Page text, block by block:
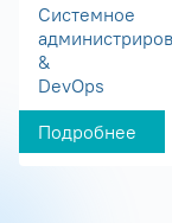
Системное
&
DevOps
Подробнее